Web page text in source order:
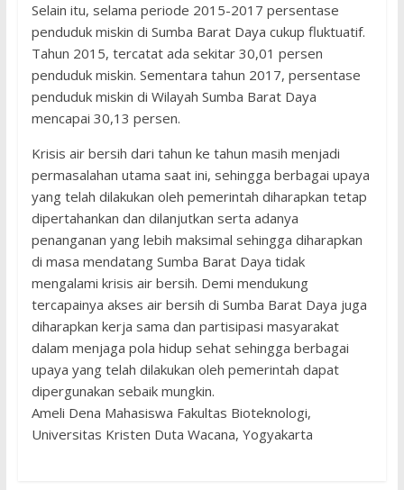
Selain itu, selama periode 2015-2017 persentase
penduduk miskin di Sumba Barat Daya cukup fluktuatif.
Tahun 2015, tercatat ada sekitar 30,01 persen
penduduk miskin. Sementara tahun 2017, persentase
penduduk miskin di Wilayah Sumba Barat Daya
mencapai 30,13 persen.
Krisis air bersih dari tahun ke tahun masih menjadi
permasalahan utama saat ini, sehingga berbagai upaya
yang telah dilakukan oleh pemerintah diharapkan tetap
dipertahankan dan dilanjutkan serta adanya
penanganan yang lebih maksimal sehingga diharapkan
di masa mendatang Sumba Barat Daya tidak
mengalami krisis air bersih. Demi mendukung
tercapainya akses air bersih di Sumba Barat Daya juga
diharapkan kerja sama dan partisipasi masyarakat
dalam menjaga pola hidup sehat sehingga berbagai
upaya yang telah dilakukan oleh pemerintah dapat
dipergunakan sebaik mungkin.
Ameli Dena Mahasiswa Fakultas Bioteknologi,
Universitas Kristen Duta Wacana, Yogyakarta